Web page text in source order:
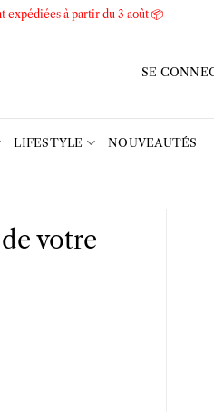
expédiées à partir du 3 août 📦
SE
LIFESTYLE NOUVEAUTÉS
votre